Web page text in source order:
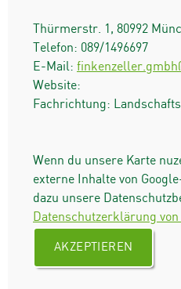
Thürmerstr. 1 , 80992
Telefon: 089/1496697
E-Mail:
Website:
Fachrichtung:
Wenn du unsere Karte
externe Inhalte von
dazu unsere
Datenschutzerklärung von
AKZEPTIEREN